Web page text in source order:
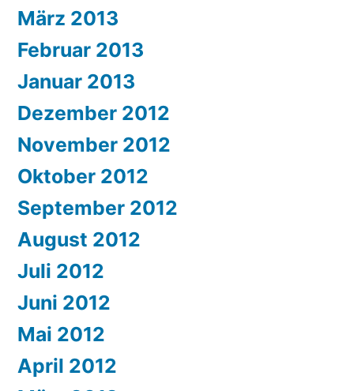
März 2013
Februar 2013
Januar 2013
Dezember 2012
November 2012
Oktober 2012
September 2012
August 2012
Juli 2012
Juni 2012
Mai 2012
April 2012